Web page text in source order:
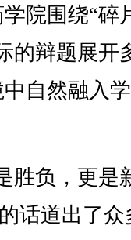
院围绕“碎
的辩题展开
自然融入
负，更是
话道出了